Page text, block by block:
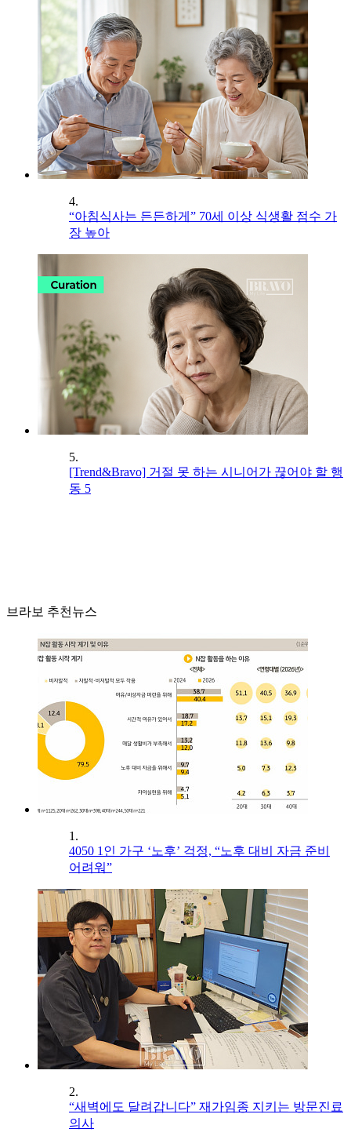
4.
“아침식사는 든든하게” 70세 이상 식생활 점수 가
장 높아
5.
[Trend&Bravo] 거절 못 하는 시니어가 끊어야 할 행
동 5
브라보 추천뉴스
1.
4050 1인 가구 ‘노후’ 걱정, “노후 대비 자금 준비
어려워”
2.
“새벽에도 달려갑니다” 재가임종 지키는 방문진료
의사